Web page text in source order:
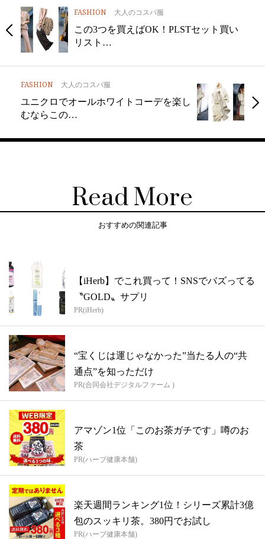
FASHION 大人のコスパ服
この3つを買えばOK！PLSTセット買い
リスト…
FASHION 大人のコスパ服
ユニクロでオールホワイトコーデを楽し
むならこの…
Read More
おすすめの関連記事
【iHerb】でこれ買って！SNSでバズってる
〝GOLD〟サプリ
PR(iHerb)
“宝くじは運じゃなかった”当たる人の“共
通点”を知っただけ
PR(合同会社デジタルファーム )
アマゾン1位「このお茶ガチです」噂のお
茶
PR(ハーブ健康本舗)
楽天週間ランキング1位！シリーズ累計3億
包のスッキリ茶。380円でお試し
PR(ハーブ健康本舗)